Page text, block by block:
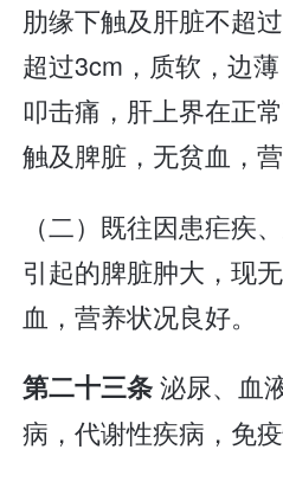
肋缘下触及肝脏不超
超过3cm，质软，边薄
叩击痛，肝上界在正
触及脾脏，无贫血，
（二）既往因患疟疾
引起的脾脏肿大，现
血，营养状况良好。
第二十三条泌尿、血
病，代谢性疾病，免